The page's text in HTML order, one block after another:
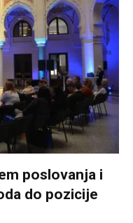
poslovanja i
do pozicije